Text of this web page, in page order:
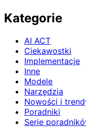
Kategorie
AI ACT
Ciekawostki
Implementacje
Inne
Modele
Narzędzia
Nowości i
Poradniki
Serie